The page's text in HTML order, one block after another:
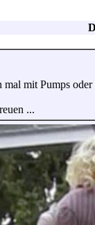
mit Pumps
...